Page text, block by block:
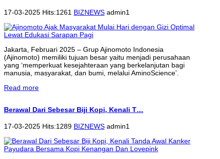
17-03-2025 Hits:1261 BIZNEWS admin1
Jakarta, Februari 2025 – Grup Ajinomoto Indonesia
(Ajinomoto) memiliki tujuan besar yaitu menjadi perusahaan
yang ‘memperkuat kesejahteraan yang berkelanjutan bagi
manusia, masyarakat, dan bumi, melalui AminoScience’.
Read more
Berawal Dari Sebesar Biji Kopi, Kenali T…
17-03-2025 Hits:1289 BIZNEWS admin1